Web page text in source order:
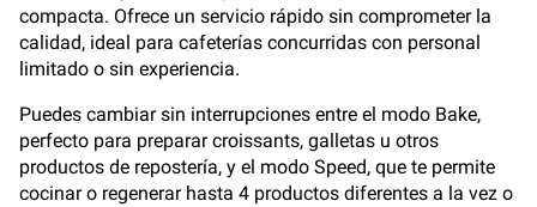
compacta. Ofrece un servicio rápido sin comprometer la
calidad, ideal para cafeterías concurridas con personal
limitado o sin experiencia.
Puedes cambiar sin interrupciones entre el modo Bake,
perfecto para preparar croissants, galletas u otros
productos de repostería, y el modo Speed, que te permite
cocinar o regenerar hasta 4 productos diferentes a la vez o